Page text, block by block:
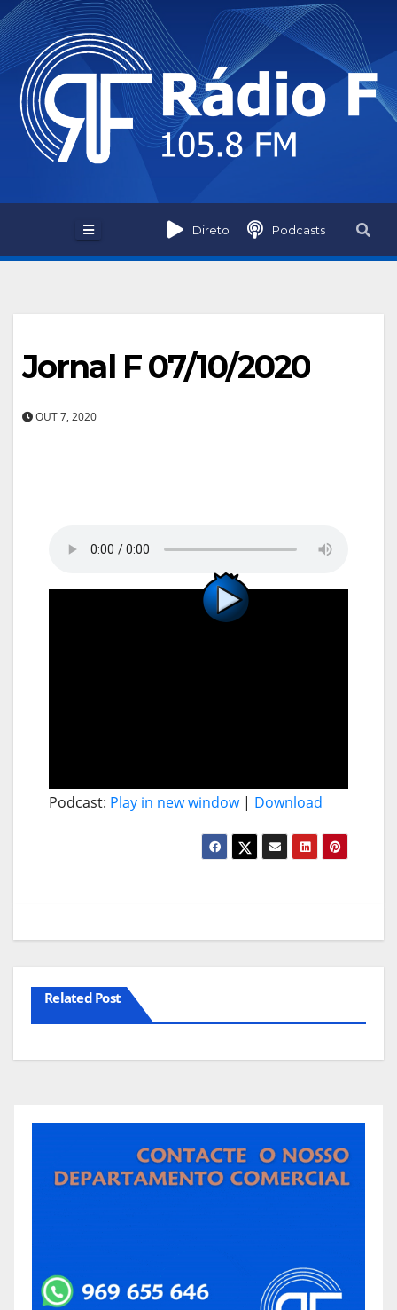
Skip
to
content
Direto Podcasts
Jornal F 07/10/2020
OUT 7, 2020
Podcast: Play in new window| Download
Related Post